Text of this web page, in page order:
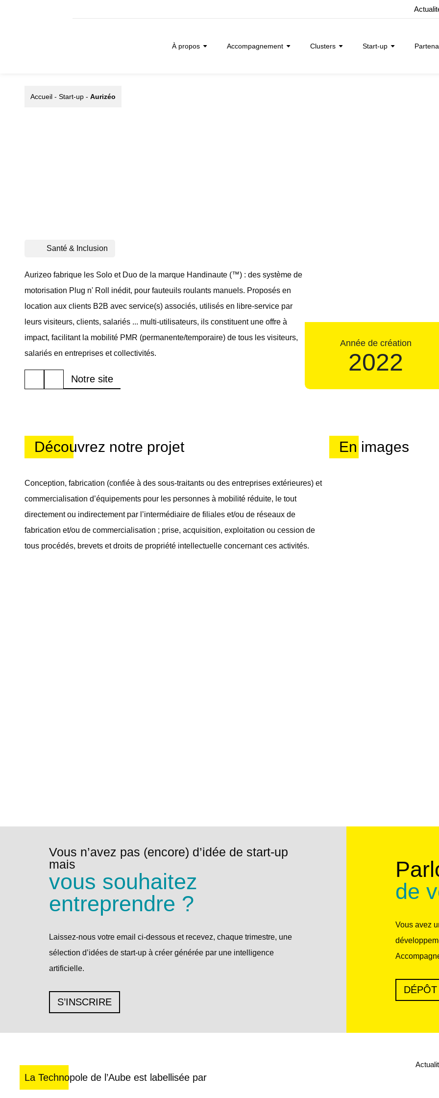
À propos Accompagnement Clusters Start-up
Accueil - Start-up - Aurizéo
Santé & Inclusion
Aurizeo fabrique les Solo et Duo de la marque Handinaute (™) : des système de
motorisation Plug n' Roll inédit, pour fauteuils roulants manuels. Proposés en
location aux clients B2B avec service(s) associés, utilisés en libre-service par
leurs visiteurs, clients, salariés ... multi-utilisateurs, ils constituent une offre à
impact, facilitant la mobilité PMR (permanente/temporaire) de tous les visiteurs,
salariés en entreprises et collectivités.
Notre site
Année de création
2022
Découvrez notre projet
Conception, fabrication (confiée à des sous-traitants ou des entreprises extérieures) et
commercialisation d’équipements pour les personnes à mobilité réduite, le tout
directement ou indirectement par l’intermédiaire de filiales et/ou de réseaux de
fabrication et/ou de commercialisation ; prise, acquisition, exploitation ou cession de
tous procédés, brevets et droits de propriété intellectuelle concernant ces activités.
En images
Vous n’avez pas (encore) d’idée de start-up
mais
vous souhaitez
entreprendre ?
Laissez-nous votre email ci-dessous et recevez, chaque trimestre, une
sélection d’idées de start-up à créer générée par une intelligence
artificielle.
S’INSCRIRE
de
Vous avez
La Technopole de l’Aube est labellisée par